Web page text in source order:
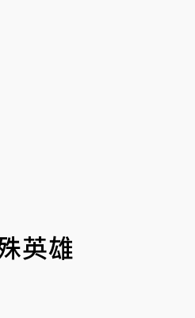
英雄